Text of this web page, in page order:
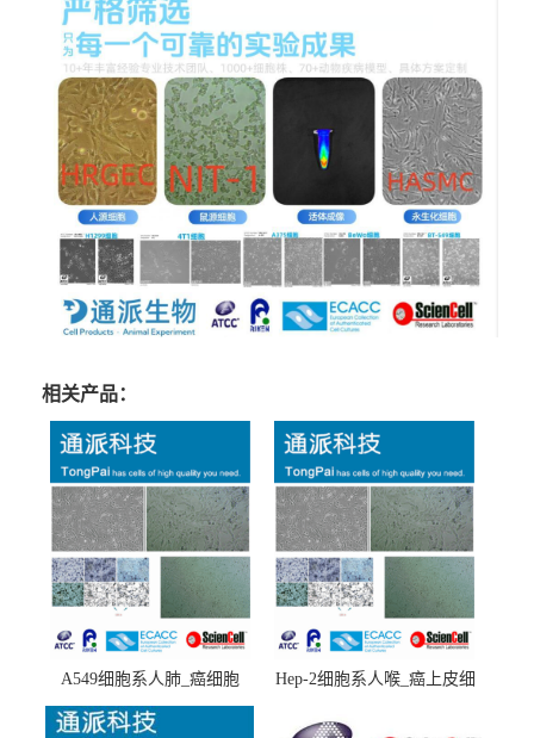
相关产品：
A549细胞系人肺_癌细胞
(A549细胞)
Hep-2细胞系人喉_癌上皮细